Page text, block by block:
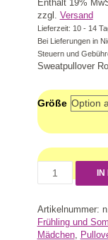
Enthält 19%
zzgl. Versand
Lieferzeit: 10 - 14
Bei Lieferungen in
Steuern und
Sweatpullover
Größe
IN
Artikelnummer:
Frühling und
Mädchen,